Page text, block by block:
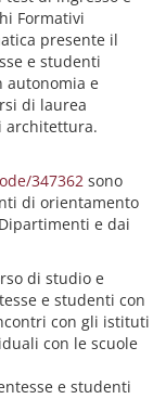
Formativi
presente il
e studenti
e
di laurea
architettura.
347362 sono
di orientamento
e dai
di studio e
e studenti con
con gli istituti
con le scuole
e studenti